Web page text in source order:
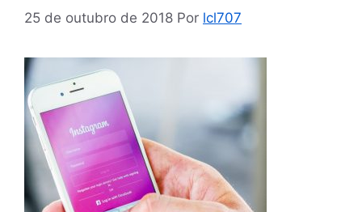
25 de outubro de 2018 Por lcl707